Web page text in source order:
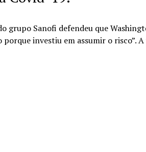
grupo Sanofi defendeu que
investiu em assumir o risco”.